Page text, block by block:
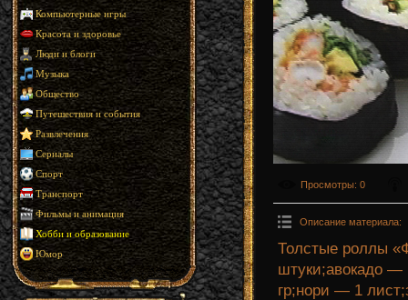
Компьютерные игры
Красота и здоровье
Люди и блоги
Музыка
Общество
Путешествия и события
Развлечения
Сериалы
Спорт
Транспорт
Фильмы и анимация
Хобби и образование
Юмор
Просмотры: 0
Описание материала:
Толстые роллы
штуки;авокадо
гр;нори — 1